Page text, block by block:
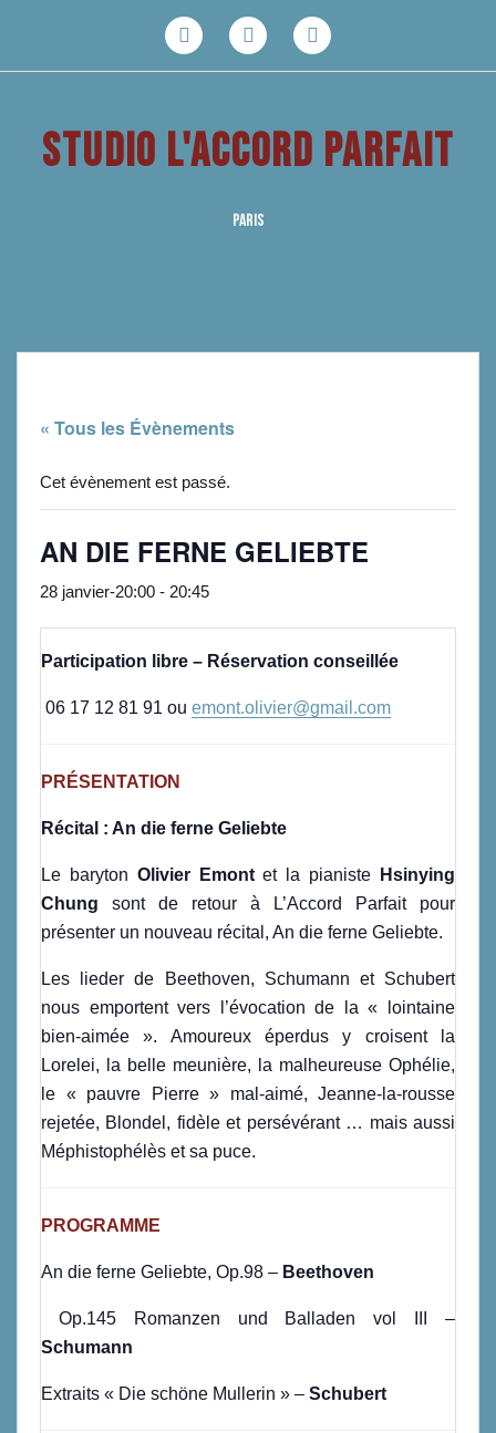
STUDIO L'ACCORD PARFAIT
PARIS
« Tous les Évènements
Cet évènement est passé.
AN DIE FERNE GELIEBTE
28 janvier-20:00 - 20:45
Participation libre – Réservation conseillée
06 17 12 81 91 ou emont.olivier@gmail.com
PRÉSENTATION
Récital : An die ferne Geliebte
Le baryton Olivier Emontet la pianiste
Hsinying
Chung sont de retour à L’Accord Parfait pour
présenter un nouveau récital, An die ferne Geliebte.
Les lieder de Beethoven, Schumann et Schubert
nous emportent vers l’évocation de la « lointaine
bien-aimée ». Amoureux éperdus y croisent la
Lorelei, la belle meunière, la malheureuse Ophélie,
le « pauvre Pierre » mal-aimé, Jeanne-la-rousse
rejetée, Blondel, fidèle et persévérant … mais aussi
Méphistophélès et sa puce.
PROGRAMME
An die ferne Geliebte, Op.98 – Beethoven
Op.145 Romanzen und Balladen vol III –
Schumann
Extraits « Die schöne Mullerin » – Schubert